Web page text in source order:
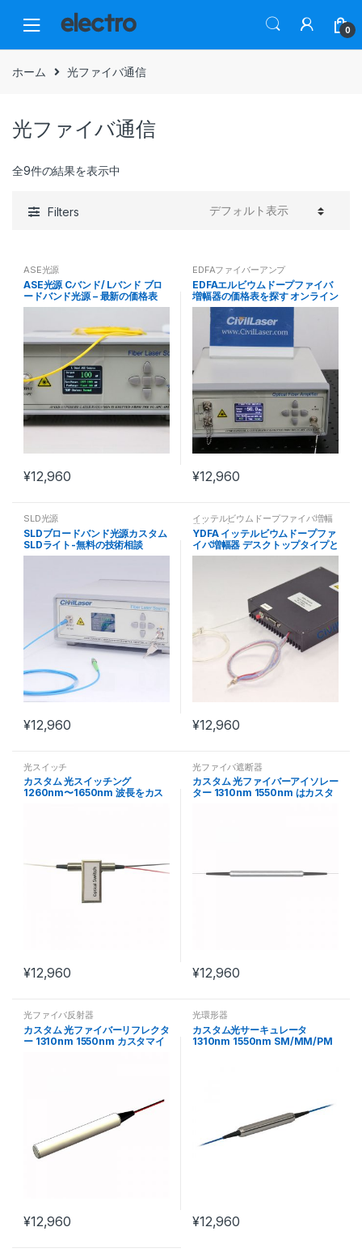
0
ホーム 光ファイバ通信
光ファイバ通信
全9件の結果を表示中
Filters
ASE光源
ASE光源 Cバンド/ Lバンド ブロ
ードバンド光源 – 最新の価格表
¥12,960
EDFAファイバーアンプ
EDFAエルビウムドープファイバ
増幅器の価格表を探す オンライン
注文
¥12,960
SLD光源
SLDブロードバンド光源カスタム
SLDライト-無料の技術相談
¥12,960
イッテルビウムドープファイバ増幅
器(YDFA)
YDFA イッテルビウムドープファ
イバ増幅器 デスクトップタイプと
モジュールタイプ
¥12,960
光スイッチ
カスタム 光スイッチング
1260nm〜1650nm 波長をカス
¥12,960
光ファイバ遮断器
カスタム 光ファイバーアイソレー
ター 1310nm 1550nm はカスタ
¥12,960
光ファイバ反射器
カスタム 光ファイバーリフレクタ
ー 1310nm 1550nm カスタマイ
¥12,960
光環形器
カスタム光サーキュレータ
1310nm 1550nm SM/MM/PM
¥12,960